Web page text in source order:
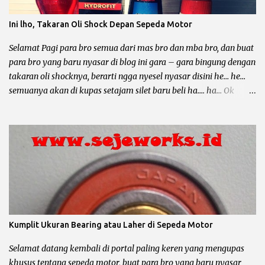
mending sebar artikel – artikel dari blog yang keren ini he..... he....
Motor Grand dan temen – temennya memang sangatlah bandel
untuk dipakai sehari – hari, mau buat bawa galon, dagang
somay atau untuk ngojek dan sampai buat jalan – jalan sore he....
he... Lho kok gitu ? Emang iya bro, karena sa...
Ini lho, Takaran Oli Shock Depan Sepeda Motor
Selamat Pagi para bro semua dari mas bro dan mba bro, dan buat
para bro yang baru nyasar di blog ini gara – gara bingung dengan
takaran oli shocknya, berarti ngga nyesel nyasar disini he… he…
semuanya akan di kupas setajam silet baru beli ha…. ha… Ok
dikesampingkan dulu ya bro... Oli shock berfungsi untuk
melumasi shockbreaker, agar membantu pegas / per shock
meredam guncangan yang disebabkan karena medan jalan yang
terjal. Disamping itu oli shock juga harus mempunyai syarat atau
sifat khusus untuk menjaga kinerja shockbreaker agar tetap
optimal. Syarat atau Sifat Oli Shock Anti Karat : oli shock harus
mempunyai zat anti karat. Anti Panas : gesekan komponen part
dari shock depan yang diakibatkan karena adanya benturan
dengan medan jalan yang terjal akan mengakibatkan panas pada
komponen / part tersebut, maka oli shock harus bisa m...
Kumplit Ukuran Bearing atau Laher di Sepeda Motor
Selamat datang kembali di portal paling keren yang mengupas
khusus tentang sepeda motor, buat para bro yang baru nyasar